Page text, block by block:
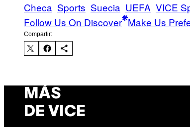
Checa Sports Suecia UEFA VICE
Follow Us On Discover Make Us
Compartir:
MÁS
DE VICE